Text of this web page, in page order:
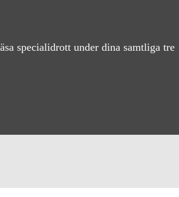
specialidrott under dina samtliga tre